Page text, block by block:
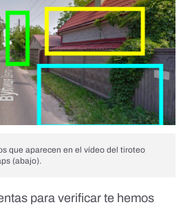
que aparecen en el vídeo del tiroteo
(abajo).
para verificar te hemos